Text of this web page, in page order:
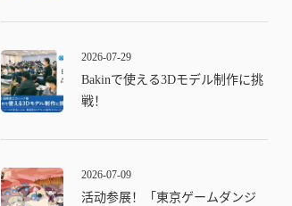
2026-07-29
Bakinで使える3Dモデル制作に挑
戦！
2026-07-09
活动参展！「東京ゲームダンジ